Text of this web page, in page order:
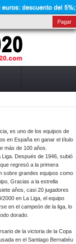
Pagar
es uno de los equipos de
en España en ganar el título
más de 100 años.
Liga. Después de 1946, subió
regresó a la primera
sobre grandes equipos como
Gracias a la estrella
años, casi 20 jugadores
en La Liga, el equipo
en el campeón de la liga, lo
dorado.
de la victoria de la Copa
en el Santiago Bernabéu